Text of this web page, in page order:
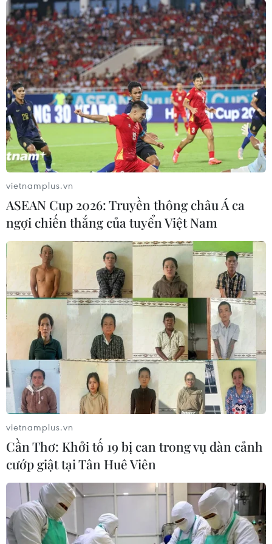
vietnamplus.vn
ASEAN Cup 2026: Truyền thông châu Á ca
ngợi chiến thắng của tuyển Việt Nam
vietnamplus.vn
Cần Thơ: Khởi tố 19 bị can trong vụ dàn cảnh
cướp giật tại Tân Huê Viên